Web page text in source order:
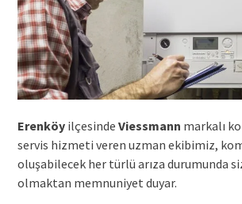
Erenköyilçesinde Viessmann markalı
servis hizmeti veren uzman ekibimiz,
oluşabilecek her türlü arıza durumunda
olmaktan memnuniyet duyar.